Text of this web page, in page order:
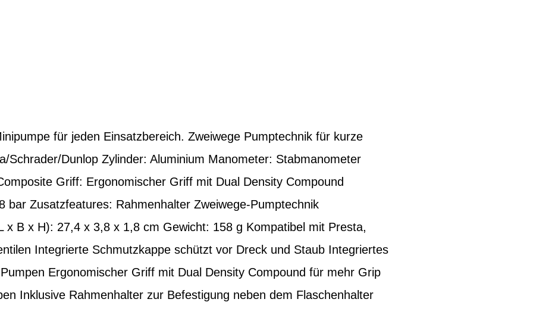
für jeden Einsatzbereich. Zweiwege Pumptechnik für kurze
Schrader/Dunlop Zylinder: Aluminium Manometer: Stabmanometer
Griff: Ergonomischer Griff mit Dual Density Compound
bar Zusatzfeatures: Rahmenhalter Zweiwege-Pumptechnik
x B x H): 27,4 x 3,8 x 1,8 cm Gewicht: 158 g Kompatibel mit Presta,
Integrierte Schmutzkappe schützt vor Dreck und Staub Integriertes
Ergonomischer Griff mit Dual Density Compound für mehr Grip
Inklusive Rahmenhalter zur Befestigung neben dem Flaschenhalter